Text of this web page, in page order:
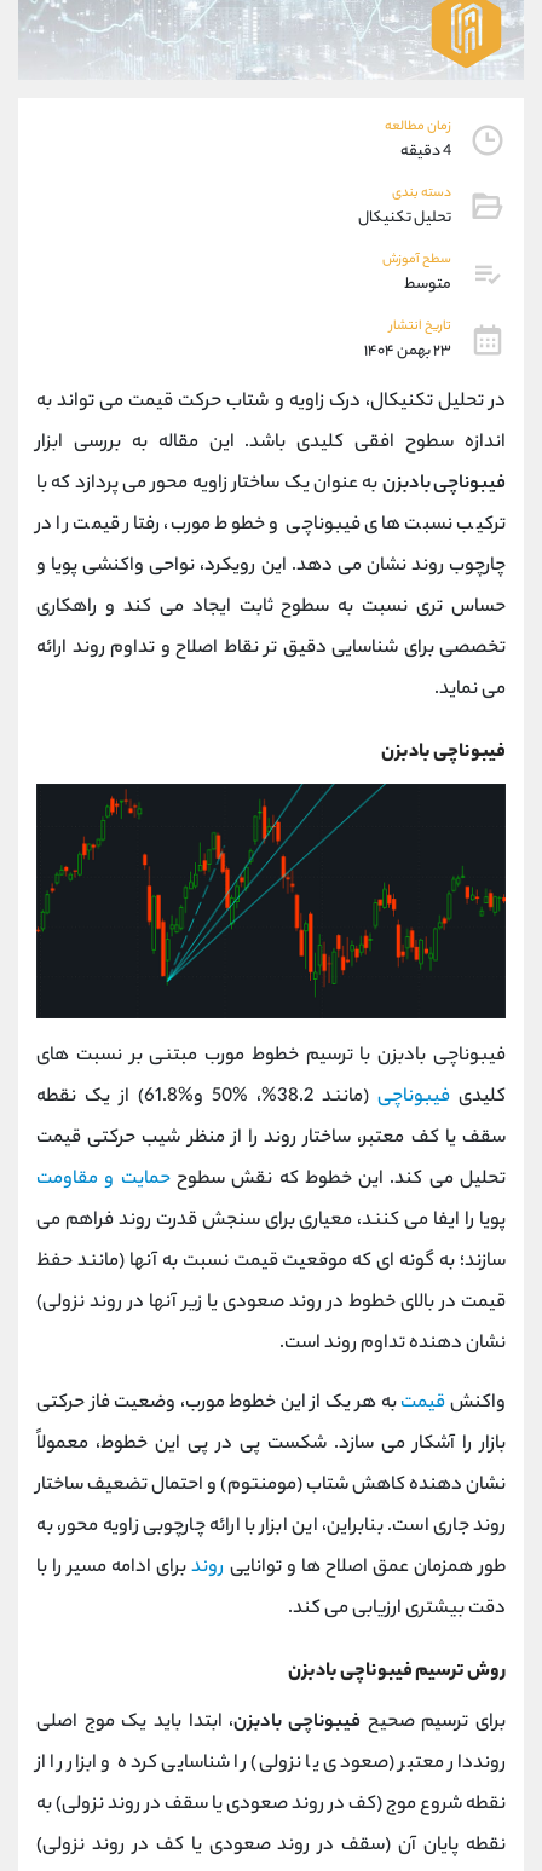
زمان مطالعه
4 دقیقه
دسته بندی
تحلیل تکنیکال
سطح آموزش
متوسط
تاریخ انتشار
۲۳ بهمن ۱۴۰۴
در تحلیل تکنیکال، درک زاویه و شتاب حرکت قیمت می ‌تواند به
اندازه سطوح افقی کلیدی باشد. این مقاله به بررسی ابزار
فیبوناچی بادبزنبه ‌عنوان یک ساختار زاویه ‌محور می ‌پردازد که با
ترکیب نسبت ‌های فیبوناچی و خطوط مورب، رفتار قیمت را در
چارچوب روند نشان می‌ دهد. این رویکرد، نواحی واکنشی پویا و
حساس ‌تری نسبت به سطوح ثابت ایجاد می‌ کند و راهکاری
تخصصی برای شناسایی دقیق‌ تر نقاط اصلاح و تداوم روند ارائه
می‌ نماید.
فیبوناچی بادبزن
فیبوناچی بادبزن با ترسیم خطوط مورب مبتنی بر نسبت ‌های
کلیدی فیبوناچی
(مانند 38.2%، %50 و%61.8) از یک نقطه
سقف یا کف معتبر، ساختار روند را از منظر شیب حرکتی قیمت
تحلیل می ‌کند. این خطوط که نقش سطوححمایت و مقاومت
پویا را ایفا می‌ کنند، معیاری برای سنجش قدرت روند فراهم می‌
سازند؛ به ‌گونه ‌ای که موقعیت قیمت نسبت به آ‌نها (مانند حفظ
قیمت در بالای خطوط در روند صعودی یا زیر آنها در روند نزولی)
نشان ‌دهنده تداوم روند است.
واکنشقیمتبه هر یک از این خطوط مورب، وضعیت فاز حرکتی
بازار را آشکار می ‌سازد. شکست پی در پی این خطوط، معمولاً
نشان ‌دهنده کاهش شتاب (مومنتوم) و احتمال تضعیف ساختار
روند جاری است. بنابراین، این ابزار با ارائه چارچوبی زاویه ‌محور، به
‌طور همزمان عمق اصلاح ‌ها و توانایی روندبرای ادامه مسیر را با
دقت بیشتری ارزیابی می‌ کند.
روش ترسیم فیبوناچی بادبزن
برای ترسیم صحیح فیبوناچی بادبزن، ابتدا باید یک موج اصلی
رونددار معتبر (صعودی یا نزولی) را شناسایی کرده و ابزار را از
نقطه شروع موج (کف در روند صعودی یا سقف در روند نزولی) به
نقطه پایان آن (سقف در روند صعودی یا کف در روند نزولی)
09304891085
واتساپ شروع گفتگو
تلگرام @Armteam_admin_103
پشتیبان فروش
موبایل
اطلاعات تماس
تلفن 021-22021030
021-22021040
بدون پیش شماره
اینستاگرام @alireza.mehrabii
کانال تلگرام @alirezamehrabi_com
@alirezamehrabi_official